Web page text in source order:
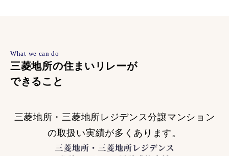
What we can do
三菱地所の住まいリレーが
できること
三菱地所・三菱地所レジデンス分譲マンション
の取扱い実績が多くあります。